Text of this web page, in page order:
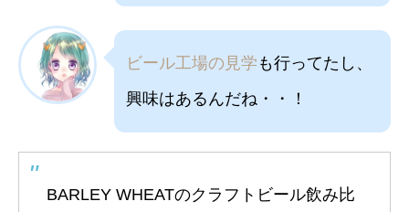
ビール工場の見学 も行ってたし、
興味はあるんだね・・！
BARLEY WHEATのクラフトビール飲み比